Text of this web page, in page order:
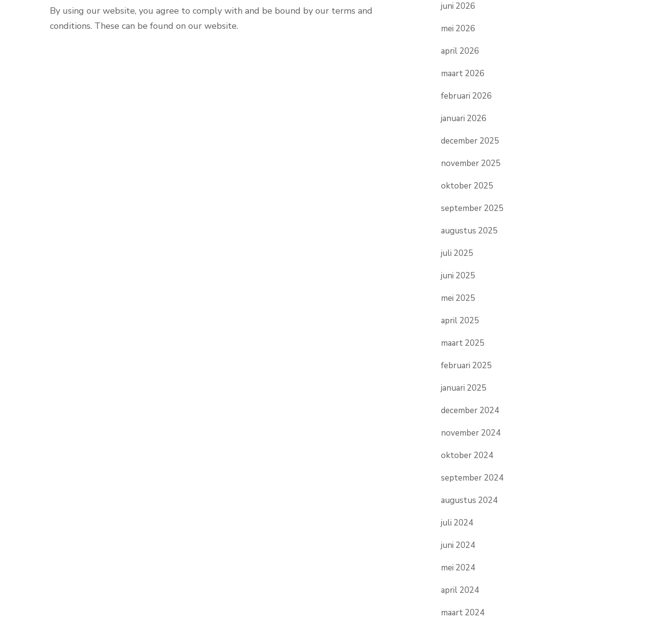
By using our website, you agree to comply with and be bound by our terms and
conditions. These can be found on our website.
juni 2026
mei 2026
april 2026
maart 2026
februari 2026
januari 2026
december 2025
november 2025
oktober 2025
september 2025
augustus 2025
juli 2025
juni 2025
mei 2025
april 2025
maart 2025
februari 2025
januari 2025
december 2024
november 2024
oktober 2024
september 2024
augustus 2024
juli 2024
juni 2024
mei 2024
april 2024
maart 2024